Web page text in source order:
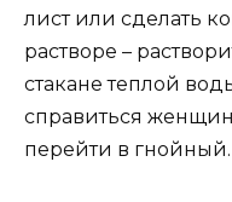
лист или сделать
растворе –
стакане теплой
справиться
перейти в гнойный.